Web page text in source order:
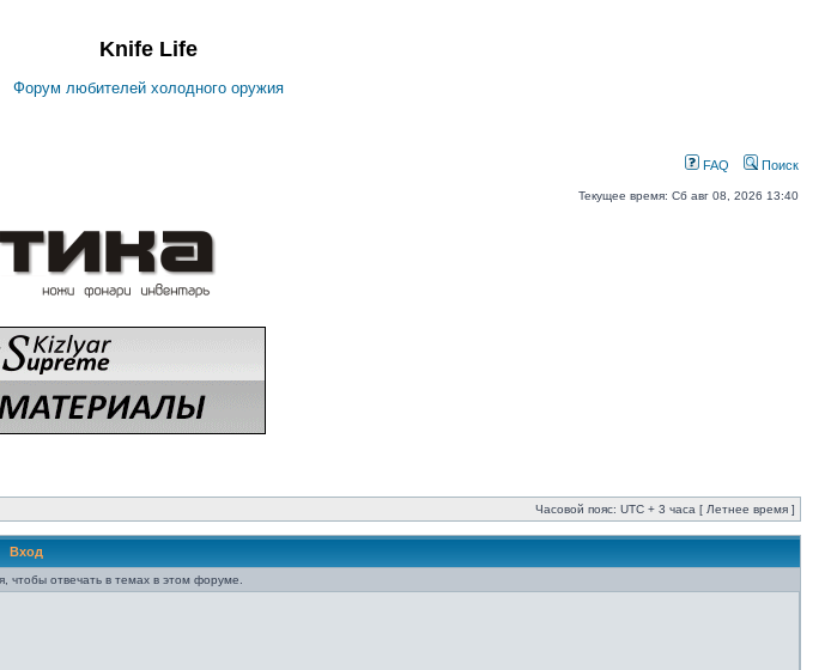
Knife Life
Форум любителей холодного оружия
FAQ Поиск
Текущее время: Сб авг 08, 2026 13:40
Часовой пояс: UTC + 3 часа [ Летнее время ]
Вход
чтобы отвечать в темах в этом форуме.